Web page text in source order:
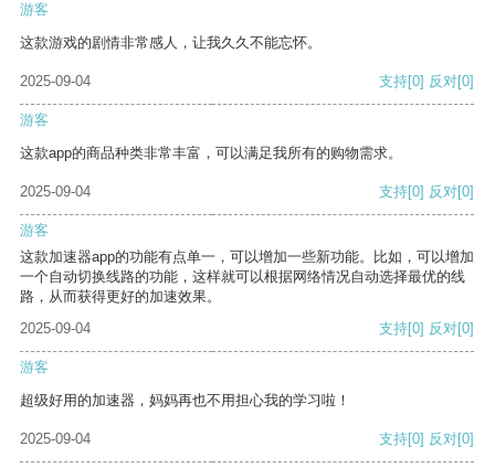
游客
这款游戏的剧情非常感人，让我久久不能忘怀。
2025-09-04 支持[0] 反对[0]
游客
这款app的商品种类非常丰富，可以满足我所有的购物需求。
2025-09-04 支持[0] 反对[0]
游客
这款加速器app的功能有点单一，可以增加一些新功能。比如，可以增加
一个自动切换线路的功能，这样就可以根据网络情况自动选择最优的线
路，从而获得更好的加速效果。
2025-09-04
支持[0] 反对[0]
游客
超级好用的加速器，妈妈再也不用担心我的学习啦！
2025-09-04 支持[0] 反对[0]